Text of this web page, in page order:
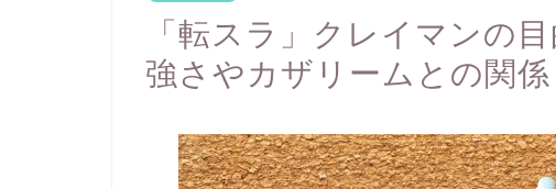
「転スラ」クレイマンの
強さやカザリームとの関係